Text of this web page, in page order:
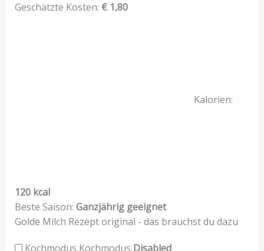
Geschätzte Kosten: € 1,80
Kalorien:
120 kcal
Beste Saison: Ganzjährig geeignet
Golde Milch Rezept original - das brauchst du dazu
Kochmodus Kochmodus Disabled